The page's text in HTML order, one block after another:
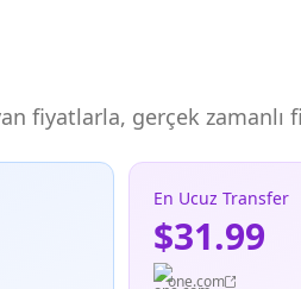
fiyatlarla, gerçek zamanlı
En Ucuz Transfer
$31.99
one.com